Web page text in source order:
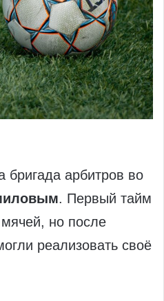
бригада арбитров во
. Первый тайм
но после
реализовать своё